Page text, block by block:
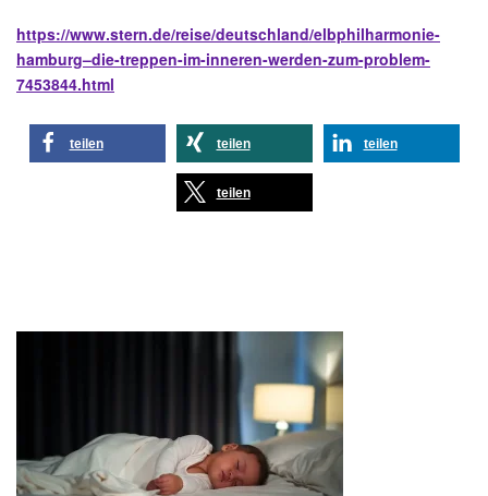
https://www.stern.de/reise/deutschland/elbphilharmonie-
hamburg–die-treppen-im-inneren-werden-zum-problem-
7453844.html
teilen teilen teilen
teilen